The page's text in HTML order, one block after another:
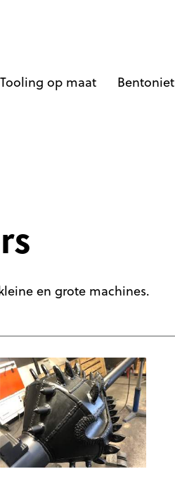
Tooling op maat Bentoniet
en grote machines.